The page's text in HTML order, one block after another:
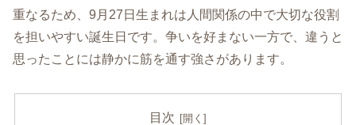
重なるため、9月27日生まれは人間関係の中で大切な役割
を担いやすい誕生日です。争いを好まない一方で、違うと
思ったことには静かに筋を通す強さがあります。
目次